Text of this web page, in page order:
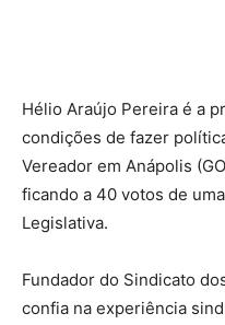
Hélio Araújo Pereira é a
condições de fazer
Vereador em Anápolis
ficando a 40 votos de
Legislativa.
Fundador do Sindicato
confia na experiência